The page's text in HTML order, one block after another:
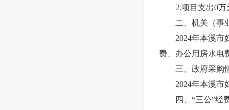
2.项目支出0万
二、机关（事业
2024年本溪市妇
费、办公用房水电
三、政府采购
2024年本溪市妇
四、“三公”经